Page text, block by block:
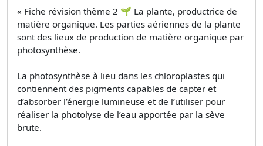
« Fiche révision thème 2 🌱 La plante, productrice de
matière organique. Les parties aériennes de la plante
sont des lieux de production de matière organique par
photosynthèse.
La photosynthèse à lieu dans les chloroplastes qui
contiennent des pigments capables de capter et
d’absorber l’énergie lumineuse et de l’utiliser pour
réaliser la photolyse de l’eau apportée par la sève
brute.